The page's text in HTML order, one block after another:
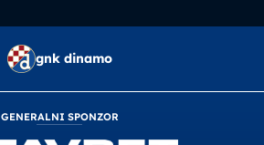
gnk dinamo
GENERALNI SPONZOR